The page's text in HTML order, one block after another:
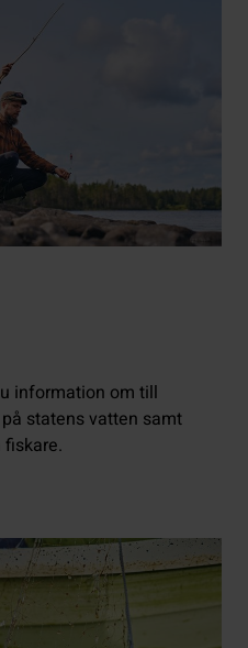
information om till
statens vatten samt